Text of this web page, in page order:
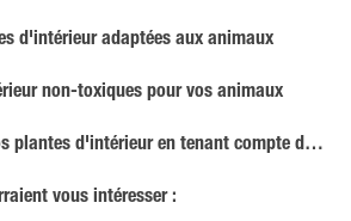
d'intérieur adaptées aux animaux
non-toxiques pour vos animaux
d'intérieur en tenant compte de vos animaux
vous intéresser :